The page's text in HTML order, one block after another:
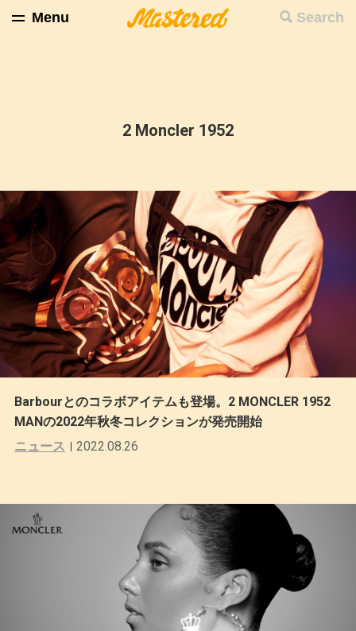
Search
Menu
2 Moncler 1952
Barbourとのコラボアイテムも登場。2 MONCLER 1952
MANの2022年秋冬コレクションが発売開始
ニュース
2022.08.26